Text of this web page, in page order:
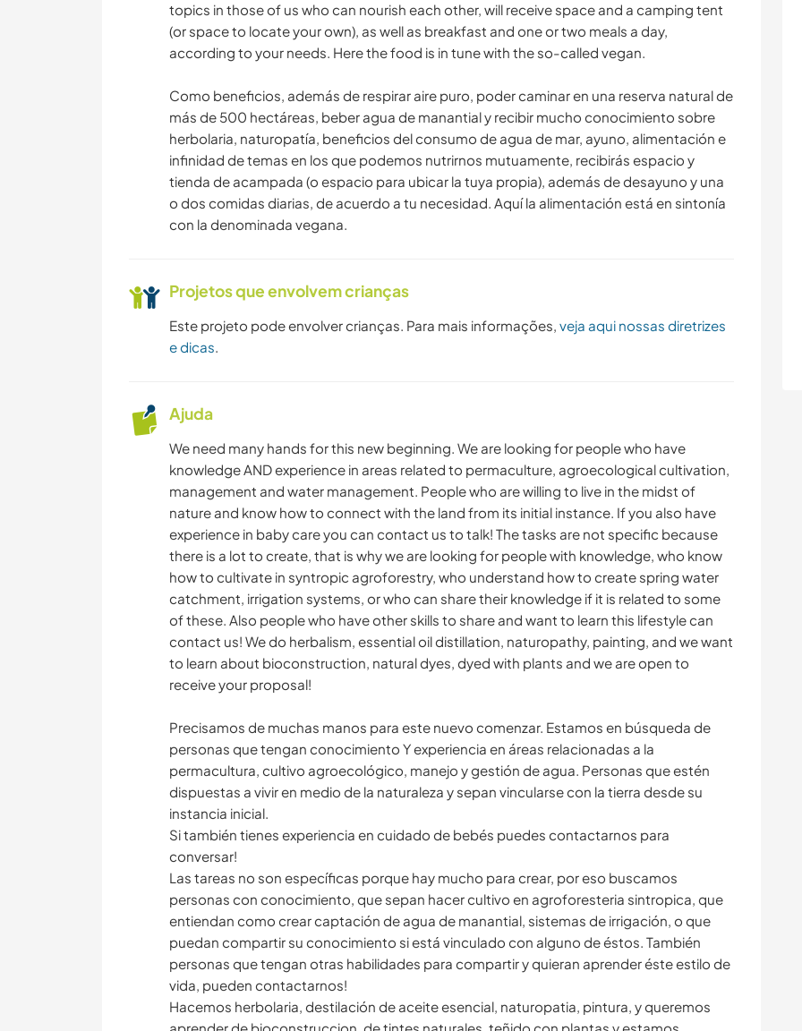
topics in those of us who can nourish each other, will receive space and a camping tent
(or space to locate your own), as well as breakfast and one or two meals a day,
according to your needs. Here the food is in tune with the so-called vegan.
Como beneficios, además de respirar aire puro, poder caminar en una reserva natural de
más de 500 hectáreas, beber agua de manantial y recibir mucho conocimiento sobre
herbolaria, naturopatía, beneficios del consumo de agua de mar, ayuno, alimentación e
infinidad de temas en los que podemos nutrirnos mutuamente, recibirás espacio y
tienda de acampada (o espacio para ubicar la tuya propia), además de desayuno y una
o dos comidas diarias, de acuerdo a tu necesidad. Aquí la alimentación está en sintonía
con la denominada vegana.
Projetos que envolvem crianças
Este projeto pode envolver crianças. Para mais informações, veja aqui nossas diretrizes
e dicas.
Ajuda
We need many hands for this new beginning. We are looking for people who have
knowledge AND experience in areas related to permaculture, agroecological cultivation,
management and water management. People who are willing to live in the midst of
nature and know how to connect with the land from its initial instance. If you also have
experience in baby care you can contact us to talk! The tasks are not specific because
there is a lot to create, that is why we are looking for people with knowledge, who know
how to cultivate in syntropic agroforestry, who understand how to create spring water
catchment, irrigation systems, or who can share their knowledge if it is related to some
of these. Also people who have other skills to share and want to learn this lifestyle can
contact us! We do herbalism, essential oil distillation, naturopathy, painting, and we want
to learn about bioconstruction, natural dyes, dyed with plants and we are open to
receive your proposal!
Precisamos de muchas manos para este nuevo comenzar. Estamos en búsqueda de
personas que tengan conocimiento Y experiencia en áreas relacionadas a la
permacultura, cultivo agroecológico, manejo y gestión de agua. Personas que estén
dispuestas a vivir en medio de la naturaleza y sepan vincularse con la tierra desde su
instancia inicial.
Si también tienes experiencia en cuidado de bebés puedes contactarnos para
conversar!
Las tareas no son específicas porque hay mucho para crear, por eso buscamos
personas con conocimiento, que sepan hacer cultivo en agroforesteria sintropica, que
entiendan como crear captación de agua de manantial, sistemas de irrigación, o que
puedan compartir su conocimiento si está vinculado con alguno de éstos. También
personas que tengan otras habilidades para compartir y quieran aprender éste estilo de
vida, pueden contactarnos!
Hacemos herbolaria, destilación de aceite esencial, naturopatia, pintura, y queremos